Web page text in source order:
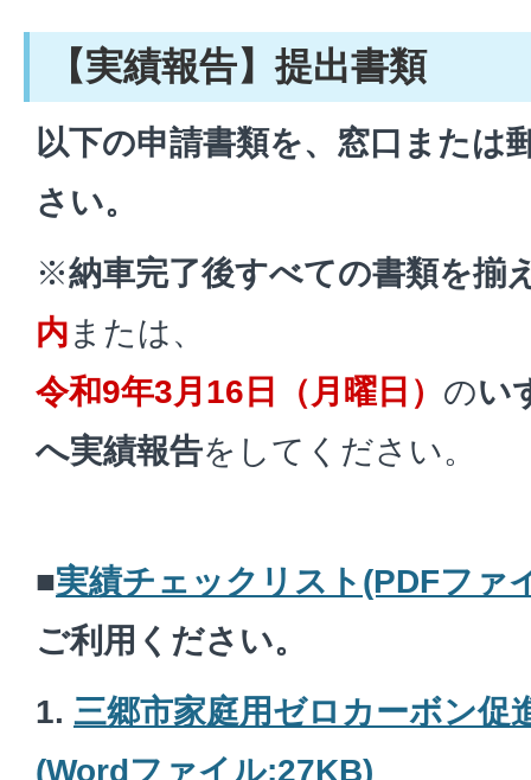
【実績報告】提出書類
以下の申請書類を、窓口または
さい。
※納車完了後すべての書類を揃
内または、
令和9年3月16日（月曜日） のい
へ実績報告をしてください。
■実績チェックリスト(PDFファ
ご利用ください。
1. 三郷市家庭用ゼロカーボン促
(Wordファイル:27KB)